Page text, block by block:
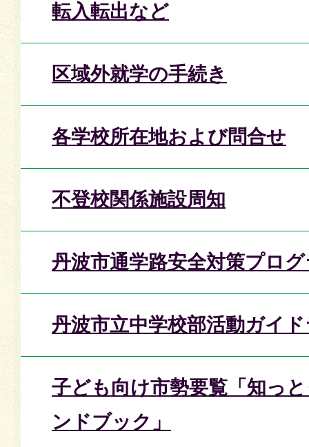
転入転出など
区域外就学の手続き
各学校所在地および問合せ
不登校関係施設周知
丹波市通学路安全対策プロ
丹波市立中学校部活動ガイ
子ども向け市勢要覧「知っ
ンドブック」